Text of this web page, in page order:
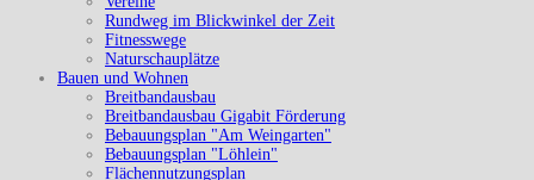
Rundweg im Blickwinkel der Zeit
Fitnesswege
Naturschauplätze
Bauen und Wohnen
Breitbandausbau
Breitbandausbau Gigabit Förderung
Bebauungsplan "Am Weingarten"
Bebauungsplan "Löhlein"
Flächennutzungsplan